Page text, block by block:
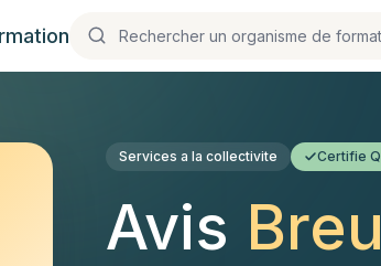
Services a la collectivite Certifie
Avis